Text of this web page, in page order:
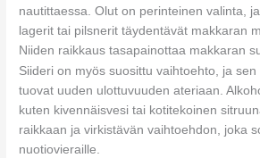
nautittaessa. Olut on perinteinen valinta,
lagerit tai pilsnerit täydentävät makkaran
Niiden raikkaus tasapainottaa makkaran
Siideri on myös suosittu vaihtoehto, ja
tuovat uuden ulottuvuuden ateriaan.
kuten kivennäisvesi tai kotitekoinen
raikkaan ja virkistävän vaihtoehdon, joka
nuotiovieraille.